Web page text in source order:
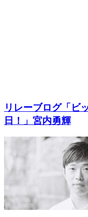
リレーブログ「ビ
日！」宮内勇輝